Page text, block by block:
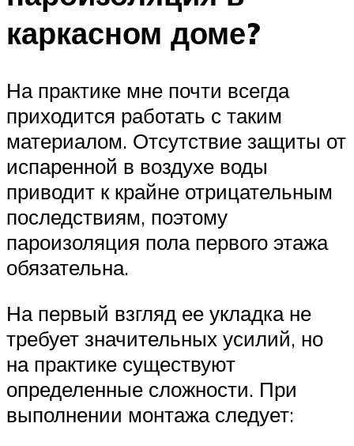
каркасном доме?
На практике мне почти всегда
приходится работать с таким
материалом. Отсутствие защиты от
испаренной в воздухе воды
приводит к крайне отрицательным
последствиям, поэтому
пароизоляция пола первого этажа
обязательна.
На первый взгляд ее укладка не
требует значительных усилий, но
на практике существуют
определенные сложности. При
выполнении монтажа следует: